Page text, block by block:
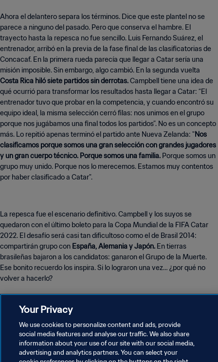
Ahora el delantero separa los términos. Dice que este plantel no se
parece a ninguno del pasado. Pero que conserva el hambre. El
trayecto hasta la repesca no fue sencillo. Luis Fernando Suárez, el
entrenador, arribó en la previa de la fase final de las clasificatorias de
Concacaf. En la primera rueda parecía que llegar a Catar sería una
misión imposible. Sin embargo, algo cambió. En la segunda vuelta
Costa Rica hiló siete partidos sin derrotas.Campbell tiene una idea de
qué ocurrió para transformar los resultados hasta llegar a Catar: “El
entrenador tuvo que probar en la competencia, y cuando encontró su
equipo ideal, la misma selección cerró filas: nos unimos en el grupo
porque nos jugábamos una final todos los partidos”. No es un concepto
más. Lo repitió apenas terminó el partido ante Nueva Zelanda: "Nos
clasificamos porque somos una gran selección con grandes jugadores
y un gran cuerpo técnico. Porque somos una familia. Porque somos un
grupo muy unido. Porque nos lo merecemos. Estamos muy contentos
por haber clasificado a Catar".
La repesca fue el escenario definitivo. Campbell y los suyos se
quedaron con el último boleto para la Copa Mundial de la FIFA Catar
2022. El desafío será casi tan dificultoso como el de Brasil 2014:
compartirán grupo con España, Alemania y Japón. En tierras
brasileñas bajaron a los candidatos: ganaron el Grupo de la Muerte.
Ese bonito recuerdo los inspira. Si lo lograron una vez… ¿por qué no
volver a hacerlo?
POLÍTICA DE PRIVACIDAD
TÉRMINOS DE SERVICIO
Your Privacy
We use cookies to personalize content and ads, provide
social media features and analyse our traffic. We also share
information about your use of our site with our social media,
advertising and analytics partners. You can select your